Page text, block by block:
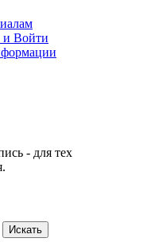
и Войти
- для тех
Искать